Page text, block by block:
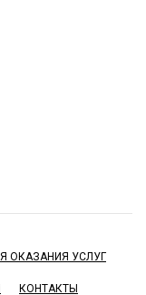
ОКАЗАНИЯ УСЛУГ
КОНТАКТЫ